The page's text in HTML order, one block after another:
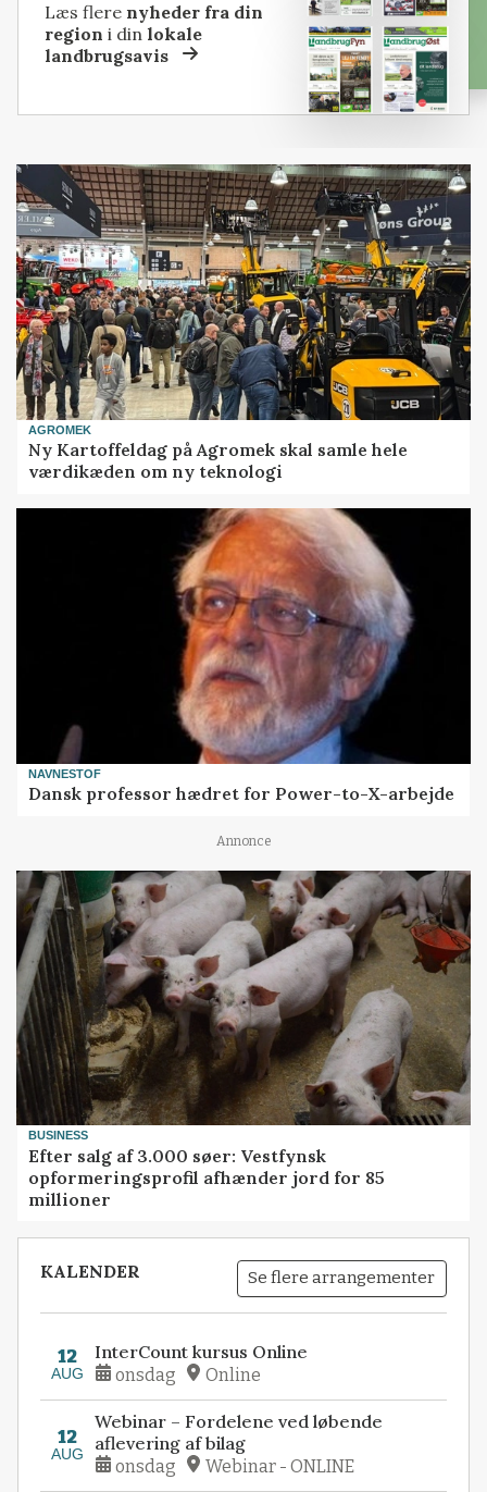
Læs flere nyheder fra din
region i dinlokale
landbrugsavis
AGROMEK
Ny Kartoffeldag på Agromek skal samle hele
værdikæden om ny teknologi
NAVNESTOF
Dansk professor hædret for Power-to-X-arbejde
Annonce
BUSINESS
Efter salg af 3.000 søer: Vestfynsk
opformeringsprofil afhænder jord for 85
millioner
KALENDER Se flere arrangementer
12
AUG
InterCount kursus Online
onsdag Online
12
AUG
Webinar – Fordelene ved løbende
aflevering af bilag
onsdag Webinar - ONLINE